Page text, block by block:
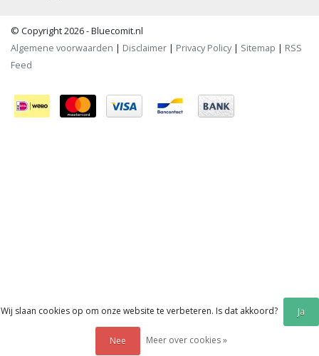
© Copyright 2026 - Bluecomit.nl
Algemene voorwaarden | Disclaimer | Privacy Policy| Sitemap | RSS
Feed
Wij slaan cookies op om onze website te verbeteren. Is dat akkoord? Ja
Nee Meer over cookies »